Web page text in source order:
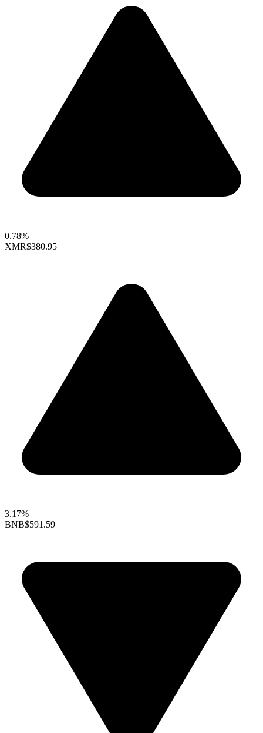
0.78%
XMR$380.95
3.17%
BNB$591.59